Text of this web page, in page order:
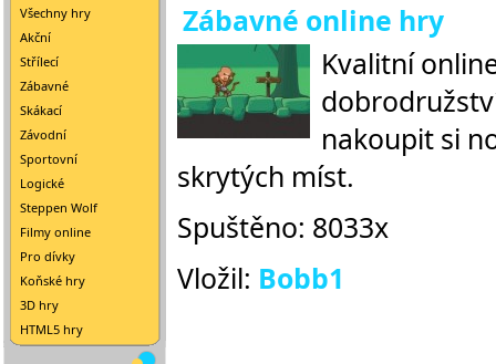
Všechny hry
Akční
Střílecí
Zábavné
Skákací
Závodní
Sportovní
Logické
Steppen Wolf
Filmy online
Pro dívky
Koňské hry
3D hry
HTML5 hry
Zábavné online hry
Kvalitní
nakoupit si
skrytých míst.
Spuštěno: 8033x
Vložil: Bobb1